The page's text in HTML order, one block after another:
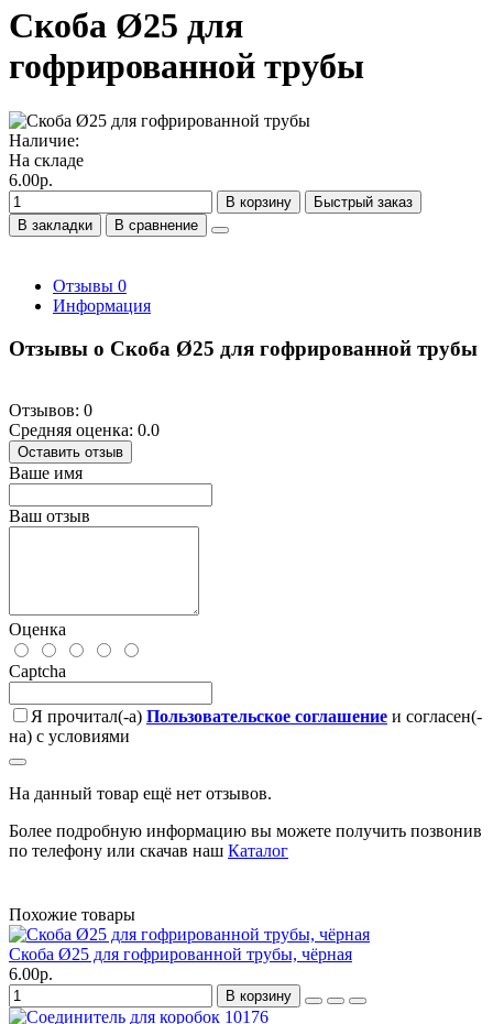
Скоба Ø25 для
гофрированной трубы
Наличие:
На складе
6.00р.
В корзину
Быстрый заказ
В закладки
В сравнение
Отзывы 0
Информация
Отзывы о Скоба Ø25 для гофрированной трубы
Отзывов: 0
Средняя оценка: 0.0
Оставить отзыв
Ваше имя
Ваш отзыв
Оценка
Captcha
Я прочитал(-а) Пользовательское соглашение и согласен(-
на) с условиями
На данный товар ещё нет отзывов.
Более подробную информацию вы можете получить позвонив
по телефону или скачав наш Каталог
Похожие товары
Скоба Ø25 для гофрированной трубы, чёрная
6.00р.
В корзину